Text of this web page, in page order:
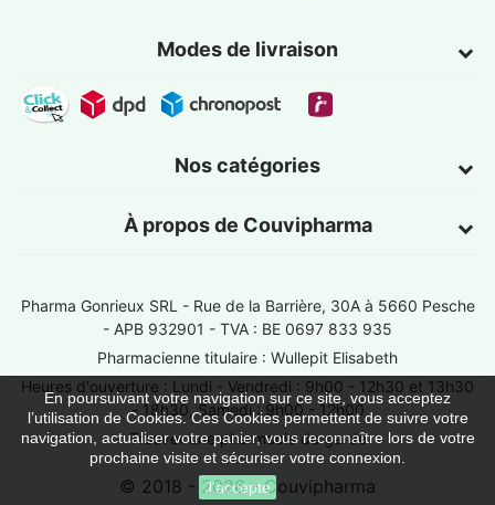
Modes de livraison
Nos catégories
À propos de Couvipharma
En poursuivant votre navigation sur ce site, vous acceptez
l’utilisation de Cookies. Ces Cookies permettent de suivre votre
navigation, actualiser votre panier, vous reconnaître lors de votre
prochaine visite et sécuriser votre connexion.
J'accepte
Pharma Gonrieux SRL - Rue de la Barrière, 30A à 5660 Pesche
- APB 932901 - TVA : BE 0697 833 935
Pharmacienne titulaire : Wullepit Elisabeth
Heures d'ouverture : Lundi - Vendredi : 9h00 - 12h30 et 13h30
- 18h30, Samedi : 9h00 - 12h00
Trouver une pharmacie de garde
© 2018 - 2026 - Couvipharma